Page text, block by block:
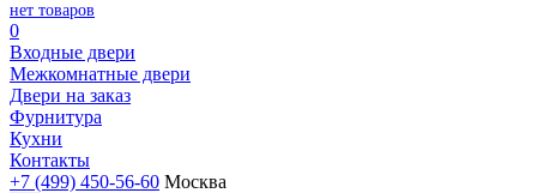
нет товаров
0
Входные двери
Межкомнатные двери
Двери на заказ
Фурнитура
Кухни
Контакты
+7 (499) 450-56-60 Москва